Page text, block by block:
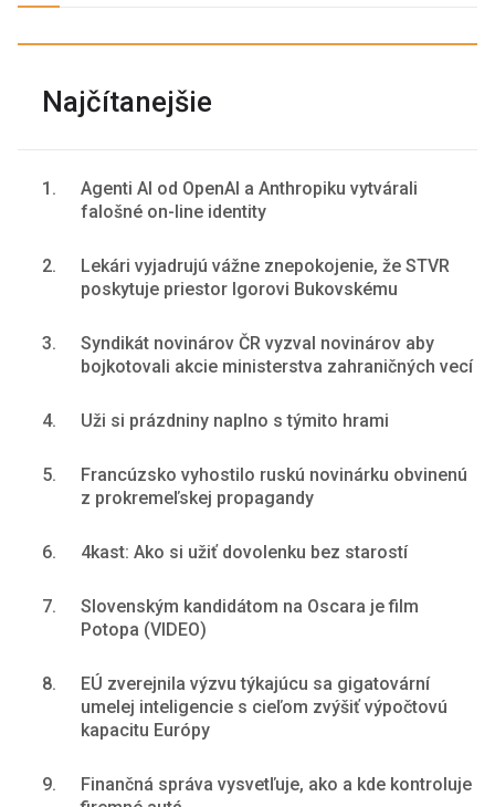
Najčítanejšie
1.
Agenti AI od OpenAI a Anthropiku vytvárali
falošné on-line identity
2.
Lekári vyjadrujú vážne znepokojenie, že STVR
poskytuje priestor Igorovi Bukovskému
3.
Syndikát novinárov ČR vyzval novinárov aby
bojkotovali akcie ministerstva zahraničných vecí
4. Uži si prázdniny naplno s týmito hrami
5.
Francúzsko vyhostilo ruskú novinárku obvinenú
z prokremeľskej propagandy
6. 4kast: Ako si užiť dovolenku bez starostí
7.
Slovenským kandidátom na Oscara je film
Potopa (VIDEO)
8.
EÚ zverejnila výzvu týkajúcu sa gigatovární
umelej inteligencie s cieľom zvýšiť výpočtovú
kapacitu Európy
9.
Finančná správa vysvetľuje, ako a kde kontroluje